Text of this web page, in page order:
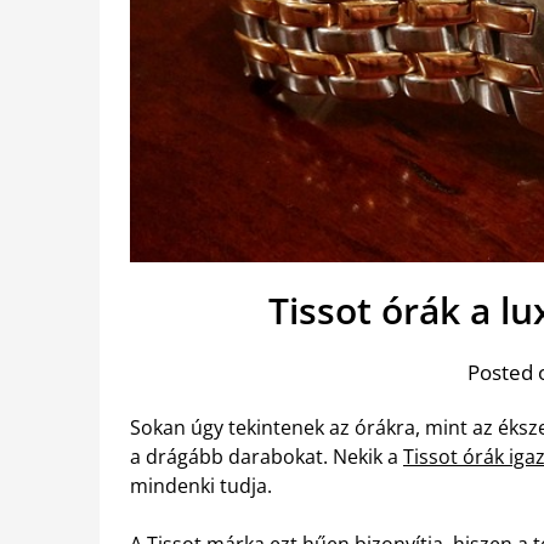
Tissot órák a
Posted
Sokan úgy tekintenek az órákra, mint az
a drágább darabokat. Nekik a Tissot órák
mindenki tudja.